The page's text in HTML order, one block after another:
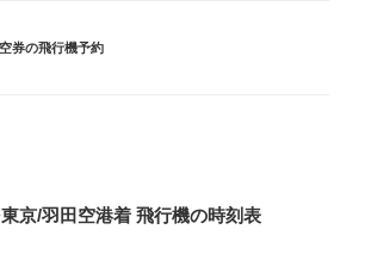
券の飛行機予約
京/羽田空港着 飛行機の時刻表